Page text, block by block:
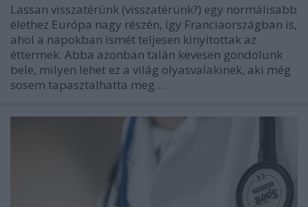
Lassan visszatérünk (visszatérünk?) egy normálisabb
élethez Európa nagy részén, így Franciaországban is,
ahol a napokban ismét teljesen kinyitottak az
éttermek. Abba azonban talán kevesen gondolunk
bele, milyen lehet ez a világ olyasvalakinek, aki még
sosem tapasztalhatta meg…